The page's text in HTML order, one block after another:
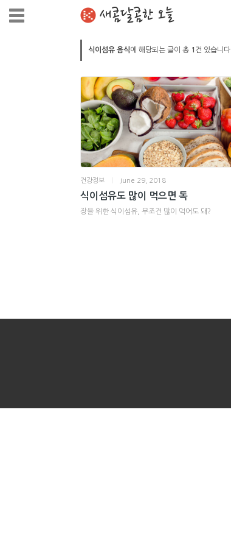
새콤달콤한 오늘
식이섬유 음식에 해당되는 글이 총 1 건 있습니다.
건강정보 June 29, 2018
식이섬유도 많이 먹으면 독
장을 위한 식이섬유, 무조건 많이 먹어도 돼?